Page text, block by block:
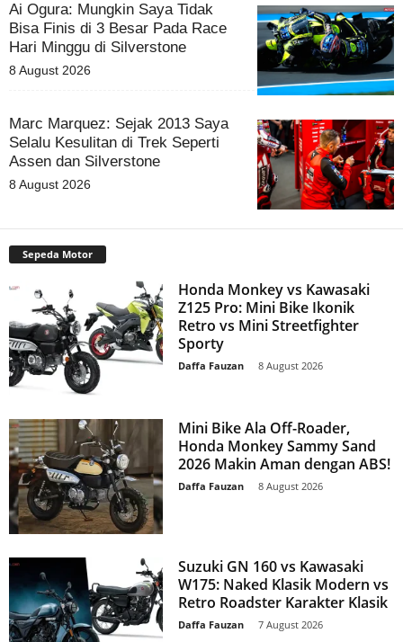
Ai Ogura: Mungkin Saya Tidak
Bisa Finis di 3 Besar Pada Race
Hari Minggu di Silverstone
8 August 2026
Marc Marquez: Sejak 2013 Saya
Selalu Kesulitan di Trek Seperti
Assen dan Silverstone
8 August 2026
Sepeda Motor
Honda Monkey vs Kawasaki
Z125 Pro: Mini Bike Ikonik
Retro vs Mini Streetfighter
Sporty
Daffa Fauzan 8 August 2026
Mini Bike Ala Off-Roader,
Honda Monkey Sammy Sand
2026 Makin Aman dengan ABS!
Daffa Fauzan 8 August 2026
Suzuki GN 160 vs Kawasaki
W175: Naked Klasik Modern vs
Retro Roadster Karakter Klasik
Daffa Fauzan 7 August 2026